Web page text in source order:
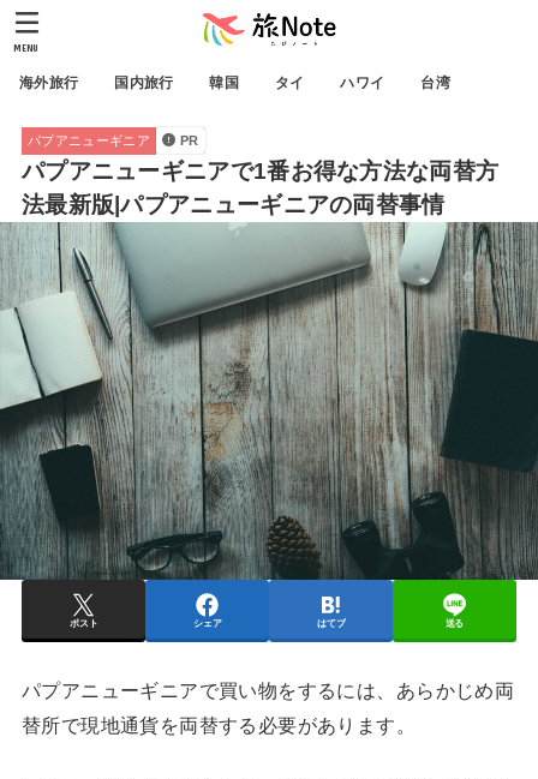
海外旅行 国内旅行 韓国 タイ ハワイ 台湾
MENU
パプアニューギニア PR
パプアニューギニアで1番お得な方法な両替方
法最新版|パプアニューギニアの両替事情
ポスト シェア はてブ 送る
パプアニューギニアで買い物をするには、あらかじめ両
替所で現地通貨を両替する必要があります。